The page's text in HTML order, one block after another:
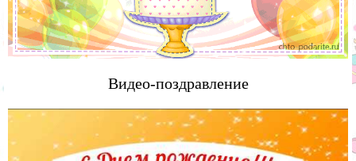
Видео-поздравление